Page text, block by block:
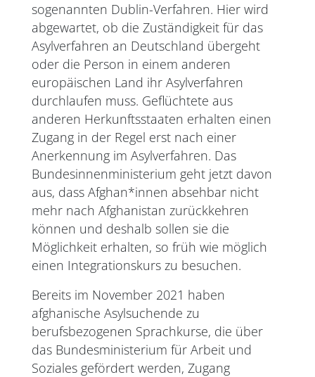
sogenannten Dublin-Verfahren. Hier wird
abgewartet, ob die Zuständigkeit für das
Asylverfahren an Deutschland übergeht
oder die Person in einem anderen
europäischen Land ihr Asylverfahren
durchlaufen muss. Geflüchtete aus
anderen Herkunftsstaaten erhalten einen
Zugang in der Regel erst nach einer
Anerkennung im Asylverfahren. Das
Bundesinnenministerium geht jetzt davon
aus, dass Afghan*innen absehbar nicht
mehr nach Afghanistan zurückkehren
können und deshalb sollen sie die
Möglichkeit erhalten, so früh wie möglich
einen Integrationskurs zu besuchen.
Bereits im November 2021 haben
afghanische Asylsuchende zu
berufsbezogenen Sprachkurse, die über
das Bundesministerium für Arbeit und
Soziales gefördert werden, Zugang